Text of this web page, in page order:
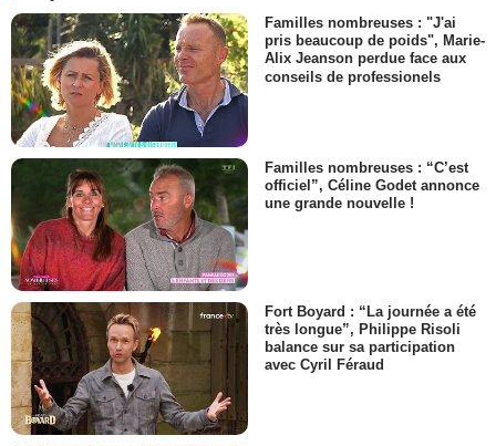
Familles nombreuses : "J'ai
pris beaucoup de poids", Marie-
Alix Jeanson perdue face aux
conseils de professionels
Familles nombreuses : “C’est
officiel”, Céline Godet annonce
une grande nouvelle !
Fort Boyard : “La journée a été
très longue”, Philippe Risoli
balance sur sa participation
avec Cyril Féraud